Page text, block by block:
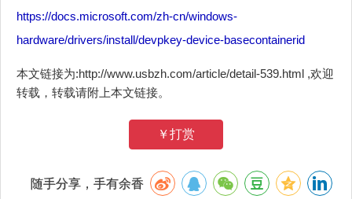
https://docs.microsoft.com/zh-cn/windows-
hardware/drivers/install/devpkey-device-basecontainerid
本文链接为:http://www.usbzh.com/article/detail-539.html ,欢迎
转载，转载请附上本文链接。
￥打赏
随手分享，手有余香